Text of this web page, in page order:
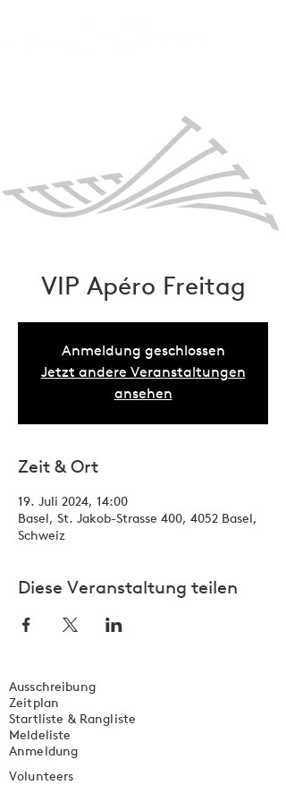
VIP Apéro Freitag
Anmeldung geschlossen
Jetzt andere Veranstaltungen
ansehen
Zeit & Ort
19. Juli 2024, 14:00
Basel, St. Jakob-Strasse 400, 4052 Basel,
Schweiz
Diese Veranstaltung teilen
Ausschreibung
Zeitplan
Startliste & Rangliste
Meldeliste
Anmeldung
Volunteers